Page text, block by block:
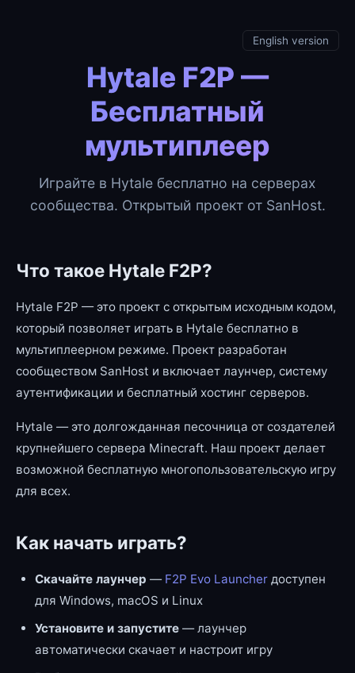
English version
Hytale F2P —
Бесплатный
мультиплеер
Играйте в Hytale бесплатно на серверах
сообщества. Открытый проект от SanHost.
Что такое Hytale F2P?
Hytale F2P — это проект с открытым исходным кодом,
который позволяет играть в Hytale бесплатно в
мультиплеерном режиме. Проект разработан
сообществом SanHost и включает лаунчер, систему
аутентификации и бесплатный хостинг серверов.
Hytale — это долгожданная песочница от создателей
крупнейшего сервера Minecraft. Наш проект делает
возможной бесплатную многопользовательскую игру
для всех.
Как начать играть?
Скачайте лаунчер — F2P Evo Launcher доступен
для Windows, macOS и Linux
Установите и запустите — лаунчер
автоматически скачает и настроит игру